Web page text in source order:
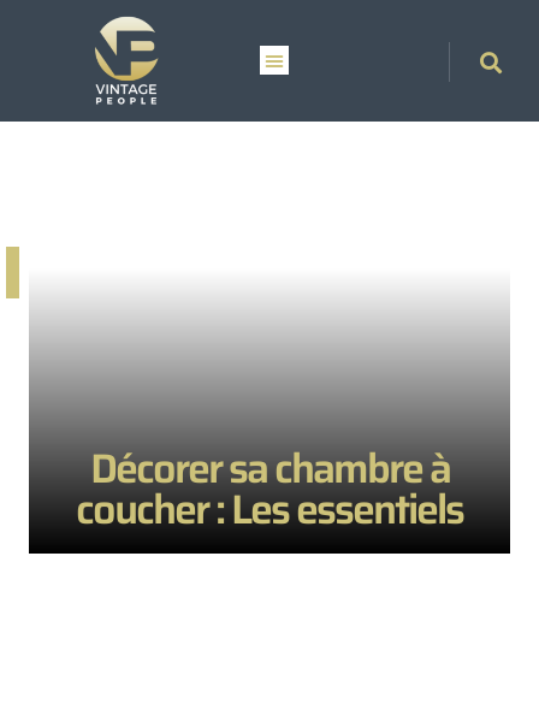
Décorer sa chambre à
coucher : Les essentiels